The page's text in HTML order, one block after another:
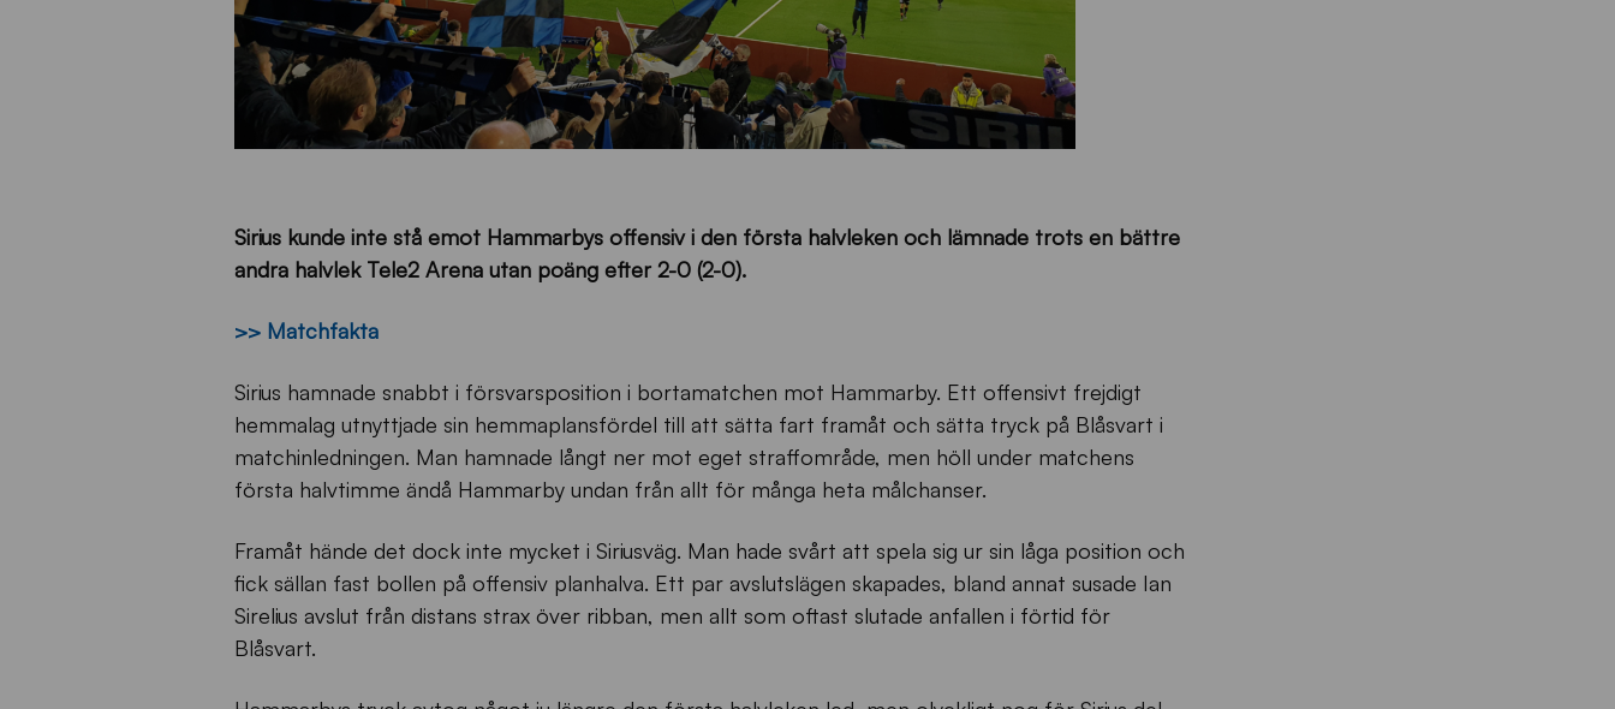
Sirius kunde inte stå emot Hammarbys offensiv i den första halvleken och lämnade trots en bättre
andra halvlek Tele2 Arena utan poäng efter 2-0 (2-0).
>> Matchfakta
Sirius hamnade snabbt i försvarsposition i bortamatchen mot Hammarby. Ett offensivt frejdigt
hemmalag utnyttjade sin hemmaplansfördel till att sätta fart framåt och sätta tryck på Blåsvart i
matchinledningen. Man hamnade långt ner mot eget straffområde, men höll under matchens
första halvtimme ändå Hammarby undan från allt för många heta målchanser.
Framåt hände det dock inte mycket i Siriusväg. Man hade svårt att spela sig ur sin låga position och
fick sällan fast bollen på offensiv planhalva. Ett par avslutslägen skapades, bland annat susade Ian
Sirelius avslut från distans strax över ribban, men allt som oftast slutade anfallen i förtid för
Blåsvart.